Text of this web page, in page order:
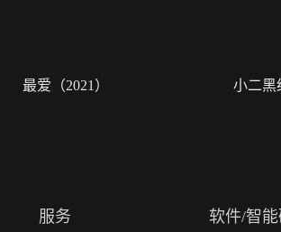
最爱（2021） 小二黑
服务 软件/智